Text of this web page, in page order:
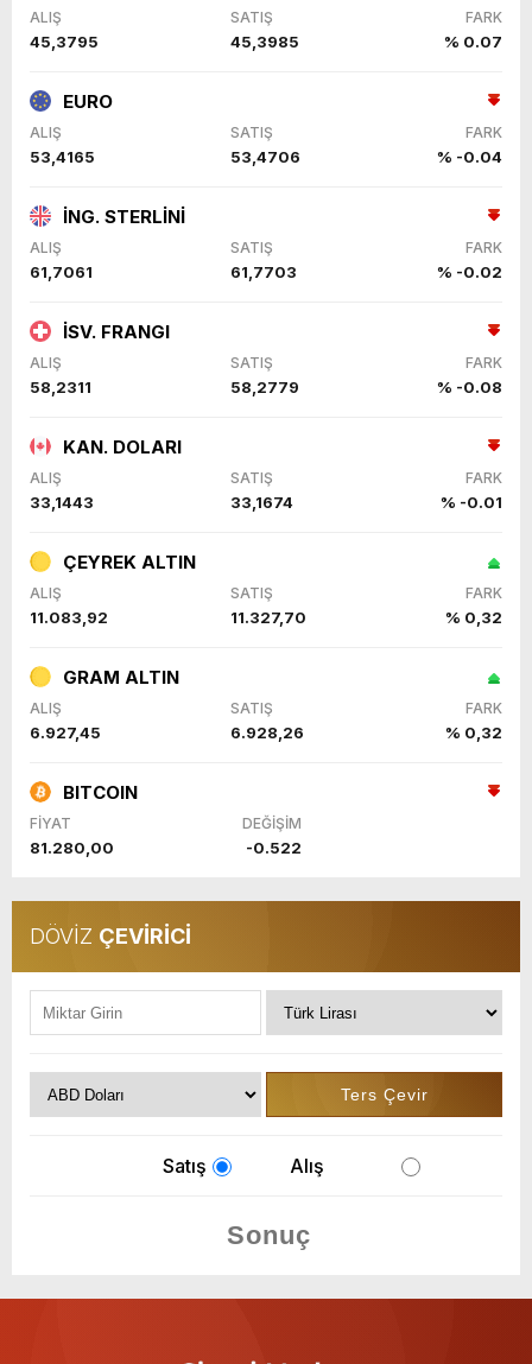
ALIŞ SATIŞ FARK
45,3795 45,3985 % 0.07
EURO
ALIŞ SATIŞ FARK
53,4165 53,4706 % -0.04
İNG. STERLİNİ
ALIŞ SATIŞ FARK
61,7061 61,7703 % -0.02
İSV. FRANGI
ALIŞ SATIŞ FARK
58,2311 58,2779 % -0.08
KAN. DOLARI
ALIŞ SATIŞ FARK
33,1443 33,1674 % -0.01
ÇEYREK ALTIN
ALIŞ SATIŞ FARK
11.083,92 11.327,70 % 0,32
GRAM ALTIN
ALIŞ SATIŞ FARK
6.927,45 6.928,26 % 0,32
BITCOIN
FİYAT DEĞİŞİM
81.280,00 -0.522
DÖVİZ ÇEVİRİCİ
Satış Alış